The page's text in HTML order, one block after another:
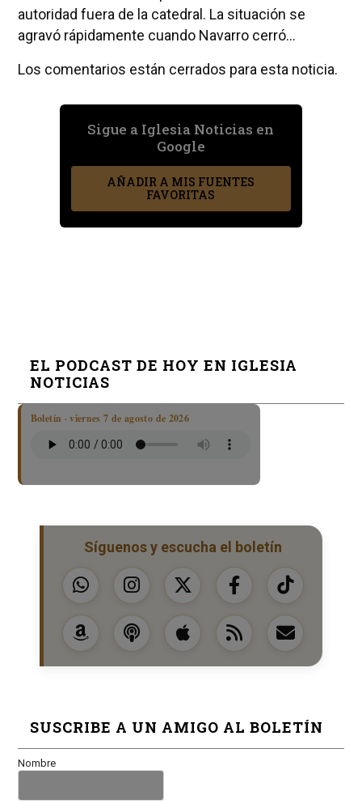
autoridad fuera de la catedral. La situación se
agravó rápidamente cuando Navarro cerró...
Los comentarios están cerrados para esta noticia.
Sigue a Iglesia Noticias en
Google
AÑADIR A MIS FUENTES
FAVORITAS
EL PODCAST DE HOY EN IGLESIA
NOTICIAS
Boletín · viernes 7 de agosto de 2026
Síguenos y escucha el boletín
SUSCRIBE A UN AMIGO AL BOLETÍN
Nombre